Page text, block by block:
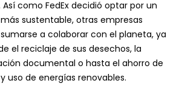
como FedEx decidió optar por un
sustentable, otras empresas
a colaborar con el planeta, ya
el reciclaje de sus desechos, la
documental o hasta el ahorro de
uso de energías renovables.